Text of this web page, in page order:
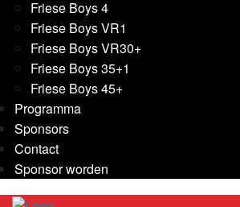
Friese Boys 4
Friese Boys VR1
Friese Boys VR30+
Friese Boys 35+1
Friese Boys 45+
Programma
Sponsors
Contact
Sponsor worden